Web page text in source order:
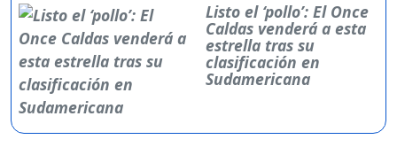
Listo el ‘pollo’: El Once
Caldas venderá a esta
estrella tras su
clasificación en
Sudamericana